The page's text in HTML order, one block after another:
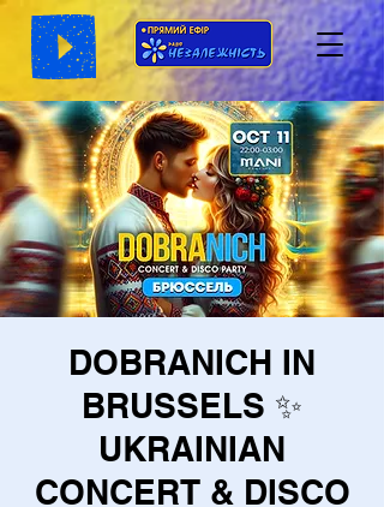
DOBRANICH IN
BRUSSELS ✨
UKRAINIAN
CONCERT & DISCO